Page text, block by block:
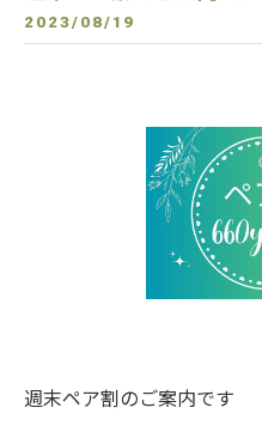
2023/08/19
週末ペア割のご案内です